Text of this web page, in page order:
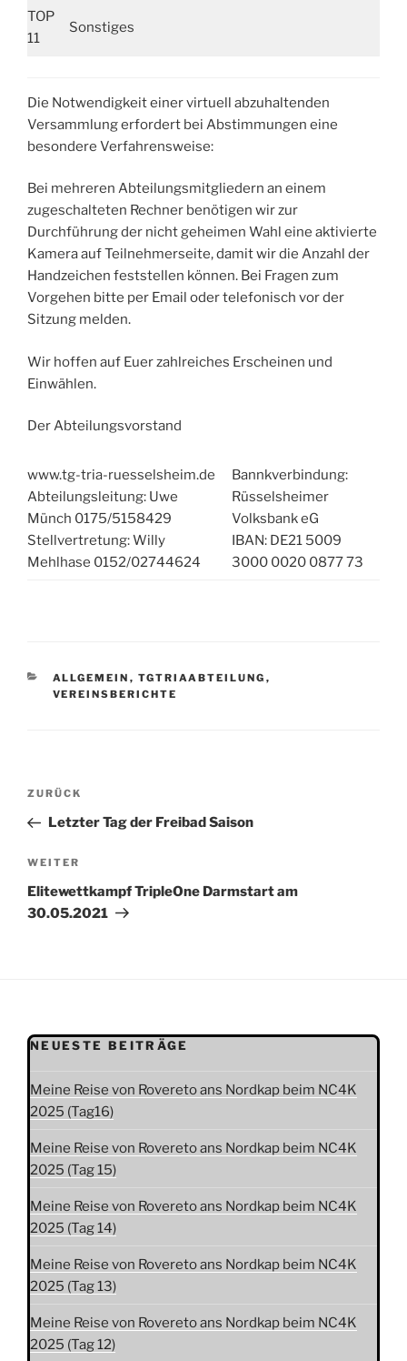
TOP
11
Sonstiges
Die Notwendigkeit einer virtuell abzuhaltenden
Versammlung erfordert bei Abstimmungen eine
besondere Verfahrensweise:
Bei mehreren Abteilungsmitgliedern an einem
zugeschalteten Rechner benötigen wir zur
Durchführung der nicht geheimen Wahl eine aktivierte
Kamera auf Teilnehmerseite, damit wir die Anzahl der
Handzeichen feststellen können. Bei Fragen zum
Vorgehen bitte per Email oder telefonisch vor der
Sitzung melden.
Wir hoffen auf Euer zahlreiches Erscheinen und
Einwählen.
Der Abteilungsvorstand
www.tg-tria-ruesselsheim.de
Abteilungsleitung: Uwe
Münch 0175/5158429
Stellvertretung: Willy
Mehlhase 0152/02744624
Bannkverbindung:
Rüsselsheimer
Volksbank eG
IBAN: DE21 5009
3000 0020 0877 73
KATEGORIEN
ALLGEMEIN , TGTRIAABTEILUNG ,
VEREINSBERICHTE
Beitragsnavigation
Vorheriger
Beitrag
ZURÜCK
Letzter Tag der Freibad Saison
Nächster
Beitrag
WEITER
Elitewettkampf TripleOne Darmstart am
30.05.2021
NEUESTE BEITRÄGE
Meine Reise von Rovereto ans Nordkap beim NC4K
2025 (Tag16)
Meine Reise von Rovereto ans Nordkap beim NC4K
2025 (Tag 15)
Meine Reise von Rovereto ans Nordkap beim NC4K
2025 (Tag 14)
Meine Reise von Rovereto ans Nordkap beim NC4K
2025 (Tag 13)
Meine Reise von Rovereto ans Nordkap beim NC4K
2025 (Tag 12)